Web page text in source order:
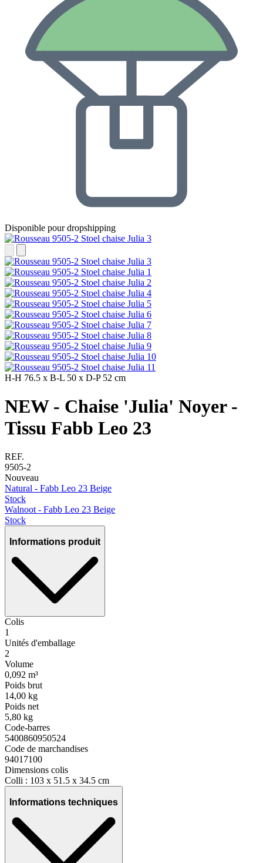
Disponible pour dropshipping
H-H 76.5 x B-L 50 x D-P52 cm
NEW - Chaise 'Julia' Noyer -
Tissu Fabb Leo 23
REF.
9505-2
Nouveau
Natural - Fabb Leo 23 Beige
Stock
Walnoot - Fabb Leo 23 Beige
Stock
Informations produit
Colis
1
Unités d'emballage
2
Volume
0,092 m³
Poids brut
14,00 kg
Poids net
5,80 kg
Code-barres
5400860950524
Code de marchandises
94017100
Dimensions colis
Colli : 103 x 51.5 x 34.5 cm
Informations techniques